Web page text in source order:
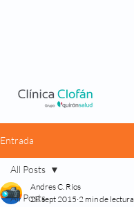
Entrada
All Posts
All Posts
Andres C. Ríos
28 sept 2015 2 min de lectura